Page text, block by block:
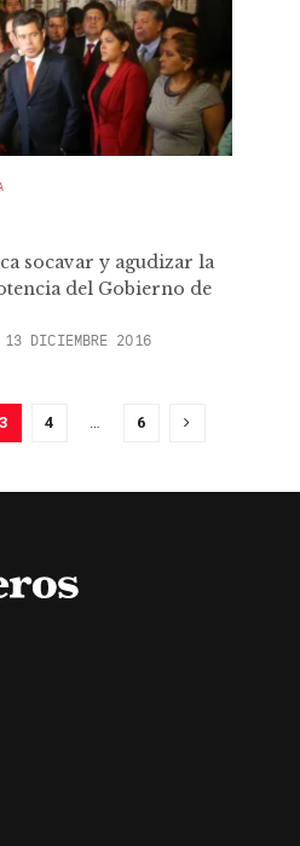
socavar y agudizar la
del Gobierno de
13 DICIEMBRE 2016
3 4 … 6